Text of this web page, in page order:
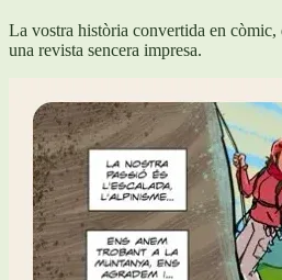
La vostra història convertida en còmic,
una revista sencera impresa.